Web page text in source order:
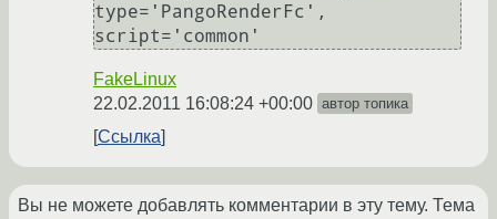
type='PangoRenderFc',
script='common'
FakeLinux
22.02.2011 16:08:24 +00:00 автор топика
Ссылка
Вы не можете добавлять комментарии в эту тему. Тема